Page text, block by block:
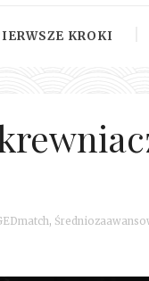
KROKI
,